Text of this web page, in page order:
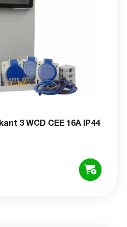
3 WCD CEE 16A IP44